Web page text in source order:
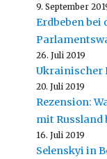
9. September
Erdbeben bei
26. Juli 2019
Ukrainischer
20. Juli 2019
Rezension:
mit Russland
16. Juli 2019
Selenskyi in